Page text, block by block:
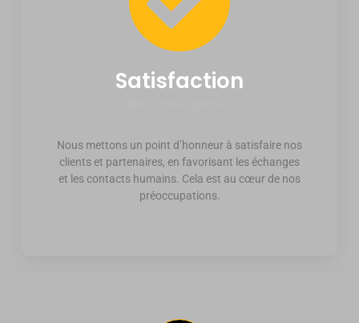
Satisfaction
Nous mettons un point d’honneur à satisfaire nos
clients et partenaires, en favorisant les échanges
et les contacts humains. Cela est au cœur de nos
préoccupations.